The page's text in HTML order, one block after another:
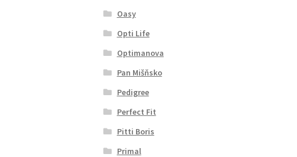
Oasy
Opti Life
Optimanova
Pan Mišňsko
Pedigree
Perfect Fit
Pitti Boris
Primal